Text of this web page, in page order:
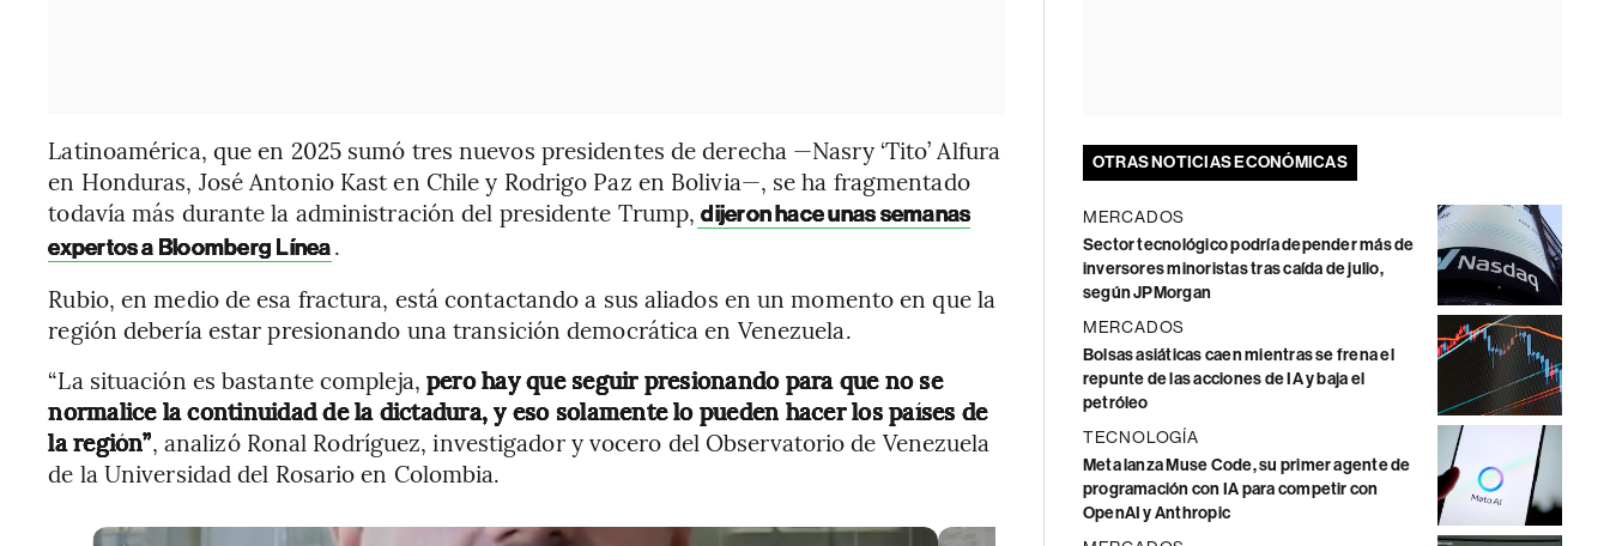
Latinoamérica, que en 2025 sumó tres nuevos presidentes de derecha —Nasry ‘Tito’ Alfura
en Honduras, José Antonio Kast en Chile y Rodrigo Paz en Bolivia—, se ha fragmentado
todavía más durante la administración del presidente Trump, dijeron hace unas semanas
expertos a Bloomberg Línea.
Rubio, en medio de esa fractura, está contactando a sus aliados en un momento en que la
región debería estar presionando una transición democrática en Venezuela.
“La situación es bastante compleja, pero hay que seguir presionando para que no se
normalice la continuidad de la dictadura, y eso solamente lo pueden hacer los países de
la región”, analizó Ronal Rodríguez, investigador y vocero del Observatorio de Venezuela
de la Universidad del Rosario en Colombia.
OTRAS NOTICIAS ECONÓMICAS
MERCADOS
Sector tecnológico podría depender más de
inversores minoristas tras caída de julio,
según JPMorgan
MERCADOS
Bolsas asiáticas caen mientras se frena el
repunte de las acciones de IA y baja el
petróleo
TECNOLOGÍA
Meta lanza Muse Code, su primer agente de
programación con IA para competir con
OpenAI y Anthropic